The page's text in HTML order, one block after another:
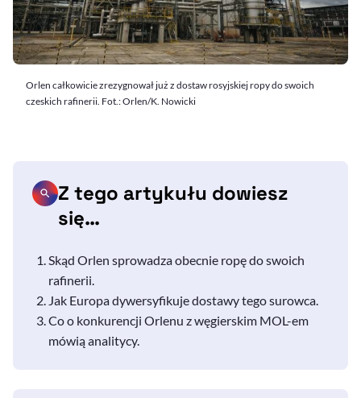
Orlen całkowicie zrezygnował już z dostaw rosyjskiej ropy do swoich
czeskich rafinerii. Fot.: Orlen/K. Nowicki
Z tego artykułu dowiesz
się…
Skąd Orlen sprowadza obecnie ropę do swoich
rafinerii.
Jak Europa dywersyfikuje dostawy tego surowca.
Co o konkurencji Orlenu z węgierskim MOL-em
mówią analitycy.